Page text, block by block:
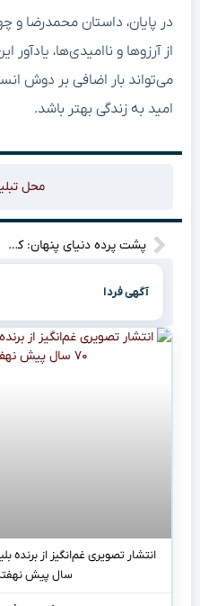
در پایان، داستان محمدرضا و
از آرزوها و ناامیدی‌ها،
می‌تواند بار اضافی بر دوش
امید به زندگی بهتر باشد.
محل
پشت پرده دنیای پنهان: کشف تولید فیلم‌های غیراخلاقی در تهران در دهه چهل
آگهی فردا
سال پیش